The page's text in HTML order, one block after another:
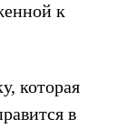
к
которая
в